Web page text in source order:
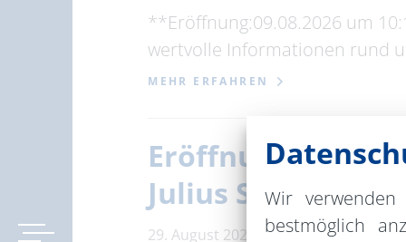
**Eröffnung:09.08.2026 um
wertvolle Informationen rund
MEHR ERFAHREN
Eröffnung des
Julius Söhnlein
29. August 2026 10:00 – 10:30 Uhr
Wir
bestmöglich